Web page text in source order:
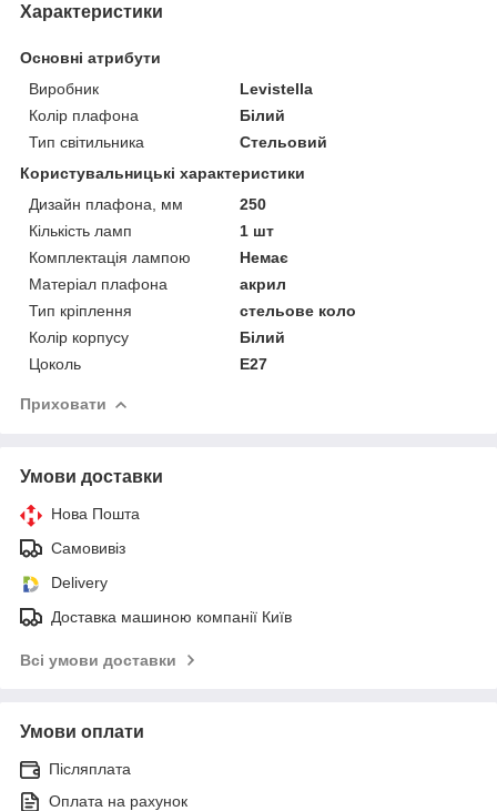
Характеристики
Основні атрибути
Виробник
Levistella
Колір плафона
Білий
Тип світильника
Стельовий
Користувальницькі характеристики
Дизайн плафона, мм
250
Кількість ламп
1 шт
Комплектація лампою
Немає
Матеріал плафона
акрил
Тип кріплення
стельове коло
Колір корпусу
Білий
Цоколь
E27
Приховати
Умови доставки
Нова Пошта
Самовивіз
Delivery
Доставка машиною компанії Київ
Всі умови доставки
Умови оплати
Післяплата
Оплата на рахунок